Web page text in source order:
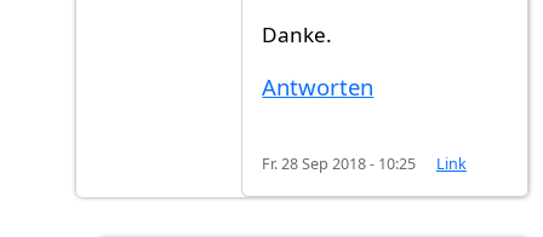
Danke.
Antworten
Fr. 28 Sep 2018 - 10:25 Link